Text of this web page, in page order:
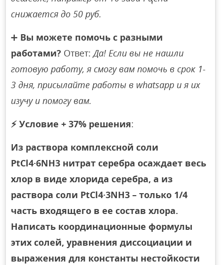
снижается до 50 руб.
➕ Вы можете помочь с разными
работами? Ответ:Да! Если вы не нашли
готовую работу, я смогу вам помочь в срок 1-
3 дня, присылайте работы в whatsapp и я их
изучу и помогу вам.
⚡ Условие + 37% решения:
Из раствора комплексной соли
PtCl4·6NH3 нитрат серебра осаждает весь
хлор в виде хлорида серебра, а из
раствора соли PtCl4·3NH3 – только 1/4
часть входящего в ее состав хлора.
Написать координационные формулы
этих солей, уравнения диссоциации и
выражения для константы нестойкости